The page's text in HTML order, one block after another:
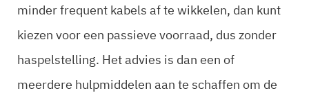
minder frequent kabels af te wikkelen, dan kunt
kiezen voor een passieve voorraad, dus zonder
haspelstelling. Het advies is dan een of
meerdere hulpmiddelen aan te schaffen om de